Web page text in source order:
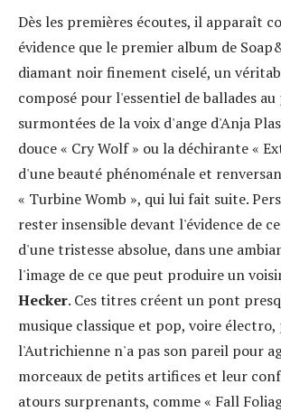
Dès les premières écoutes, il apparaît
évidence que le premier album de
diamant noir finement ciselé, un
composé pour l'essentiel de ballades au
surmontées de la voix d'ange d'Anja
douce « Cry Wolf » ou la déchirante «
d'une beauté phénoménale et
« Turbine Womb », qui lui fait suite.
rester insensible devant l'évidence de
d'une tristesse absolue, dans une
l'image de ce que peut produire un
Hecker. Ces titres créent un pont
musique classique et pop, voire électro,
l'Autrichienne n'a pas son pareil pour
morceaux de petits artifices et leur
atours surprenants, comme « Fall